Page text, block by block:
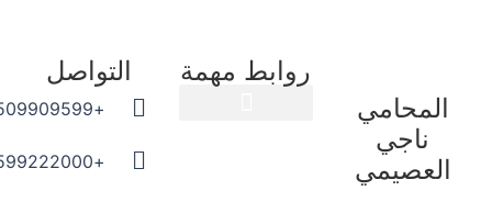
المحامي
ناجي
العصيمي
روابط مهمة التواصل